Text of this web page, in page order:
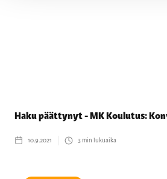
Haku päättynyt - MK Koulutus:
10.9.2021 3min lukuaika